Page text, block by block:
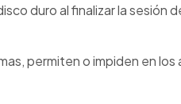
duro al finalizar la sesión
permiten o impiden en